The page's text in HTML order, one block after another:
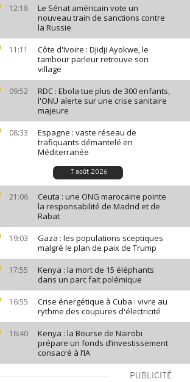
12:18
Le Sénat américain vote un
nouveau train de sanctions contre
la Russie
11:11
Côte d'Ivoire : Djidji Ayokwe, le
tambour parleur retrouve son
village
09:52
RDC : Ebola tue plus de 300 enfants,
l'ONU alerte sur une crise sanitaire
majeure
08:33
Espagne : vaste réseau de
trafiquants démantelé en
Méditerranée
7 août 2026
21:06
Ceuta : une ONG marocaine pointe
la responsabilité de Madrid et de
Rabat
19:03
Gaza : les populations sceptiques
malgré le plan de paix de Trump
17:55
Kenya : la mort de 15 éléphants
dans un parc fait polémique
16:55
Crise énergétique à Cuba : vivre au
rythme des coupures d'électricité
16:40
Kenya : la Bourse de Nairobi
prépare un fonds d’investissement
consacré à l’IA
PUBLICITÉ